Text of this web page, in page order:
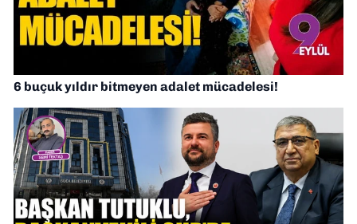
6 buçuk yıldır bitmeyen adalet mücadelesi!